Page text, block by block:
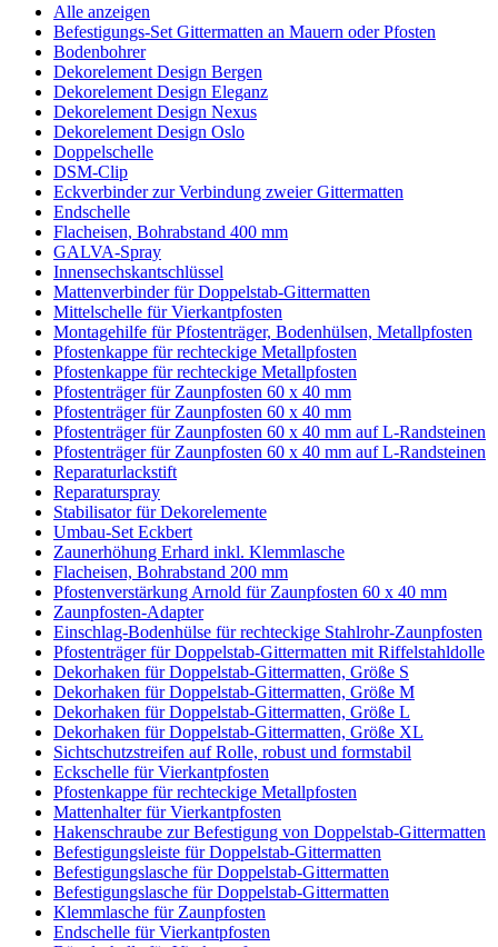
Alle anzeigen
Befestigungs-Set Gittermatten an Mauern oder Pfosten
Bodenbohrer
Dekorelement Design Bergen
Dekorelement Design Eleganz
Dekorelement Design Nexus
Dekorelement Design Oslo
Doppelschelle
DSM-Clip
Eckverbinder zur Verbindung zweier Gittermatten
Endschelle
Flacheisen, Bohrabstand 400 mm
GALVA-Spray
Innensechskantschlüssel
Mattenverbinder für Doppelstab-Gittermatten
Mittelschelle für Vierkantpfosten
Montagehilfe für Pfostenträger, Bodenhülsen, Metallpfosten
Pfostenkappe für rechteckige Metallpfosten
Pfostenkappe für rechteckige Metallpfosten
Pfostenträger für Zaunpfosten 60 x 40 mm
Pfostenträger für Zaunpfosten 60 x 40 mm
Pfostenträger für Zaunpfosten 60 x 40 mm auf L-Randsteinen
Pfostenträger für Zaunpfosten 60 x 40 mm auf L-Randsteinen
Reparaturlackstift
Reparaturspray
Stabilisator für Dekorelemente
Umbau-Set Eckbert
Zaunerhöhung Erhard inkl. Klemmlasche
Flacheisen, Bohrabstand 200 mm
Pfostenverstärkung Arnold für Zaunpfosten 60 x 40 mm
Zaunpfosten-Adapter
Einschlag-Bodenhülse für rechteckige Stahlrohr-Zaunpfosten
Pfostenträger für Doppelstab-Gittermatten mit Riffelstahldolle
Dekorhaken für Doppelstab-Gittermatten, Größe S
Dekorhaken für Doppelstab-Gittermatten, Größe M
Dekorhaken für Doppelstab-Gittermatten, Größe L
Dekorhaken für Doppelstab-Gittermatten, Größe XL
Sichtschutzstreifen auf Rolle, robust und formstabil
Eckschelle für Vierkantpfosten
Pfostenkappe für rechteckige Metallpfosten
Mattenhalter für Vierkantpfosten
Hakenschraube zur Befestigung von Doppelstab-Gittermatten
Befestigungsleiste für Doppelstab-Gittermatten
Befestigungslasche für Doppelstab-Gittermatten
Befestigungslasche für Doppelstab-Gittermatten
Klemmlasche für Zaunpfosten
Endschelle für Vierkantpfosten